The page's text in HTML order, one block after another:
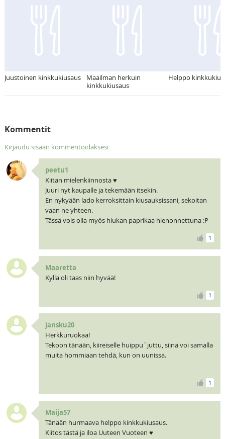
Juustoinen kinkkukiusaus
Maailman herkuin
kinkkukiusaus
Helppo
Kommentit
Kirjaudu sisään kommentoidaksesi
peetu1
Kiitän mielenkiinnosta ♥
Juuri nyt kaupalle ja tekemään itsekin.
En nykyään lado kerroksittain kiusauksissani, sekoitan
vaan ne yhteen.
Tässä vois olla myös hiukan paprikaa hienonnettuna :P
1
Maaretta
Kyllä oli taas niin hyvää!
1
jansku20
Herkkuruokaa!
Tekoon tänään, kiireiselle huippu´juttu, siinä voi samalla
muita hommiaan tehdä, kun on uunissa.
1
Maija57
Tänään hurmaava helppo kinkkukiusaus.
Kiitos tästä ja iloa Uuteen Vuoteen ♥